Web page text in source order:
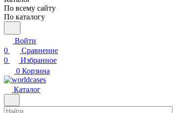
По всему сайту
По каталогу
Войти
0
Сравнение
0
Избранное
0 Корзина
Каталог